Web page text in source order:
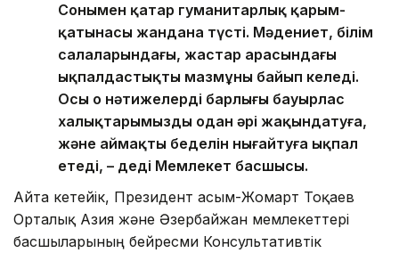
Сонымен қатар гуманитарлық қарым-
қатынасы жандана түсті. Мәдениет, білім
салаларындағы, жастар арасындағы
ықпалдастықтың мазмұны байып келеді.
Осы оң нәтижелердің барлығы бауырлас
халықтарымызды одан әрі жақындатуға,
және аймақтың беделін нығайтуға ықпал
етеді, – деді Мемлекет басшысы.
Айта кетейік, Президент Қасым-Жомарт Тоқаев
Орталық Азия және Әзербайжан мемлекеттері
басшыларының бейресми Консультативтік